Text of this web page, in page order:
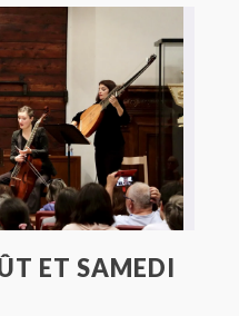
ET SAMEDI